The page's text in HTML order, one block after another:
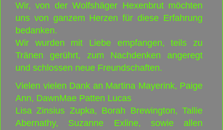
Wir, von der Wolfshäger Hexenbrut möchten
uns von ganzem Herzen für diese Erfahrung
bedanken.
Wir wurden mit Liebe empfangen, teils zu
Tränen gerührt, zum Nachdenken angeregt
und schlossen neue Freundschaften.
Vielen vielen Dank an Martina Mayerink, Paige
Ann, DawnMae Patten Lucas
Lisa Zinsius Zupka, Borah Brewington, Tallie
Abernathy, Suzanne Exline, sowie allen